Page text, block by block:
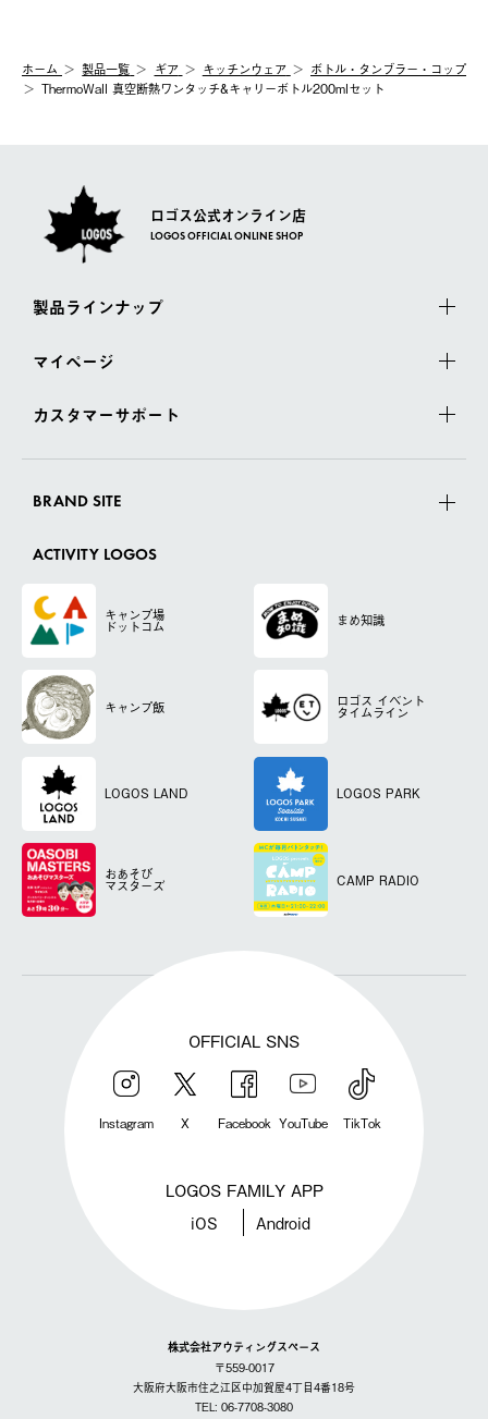
ホーム 製品⼀覧 ギア キッチンウェア
ボトル・タンブラー・コップ
ThermoWall 真空断熱ワンタッチ&キャリーボトル200mlセット
ロゴス公式オンライン店
LOGOS OFFICIAL ONLINE SHOP
製品ラインナップ
マイページ
カスタマーサポート
BRAND SITE
ACTIVITY LOGOS
キャンプ場
ドットコム まめ知識
キャンプ飯 ロゴス イベント
タイムライン
LOGOS LAND LOGOS PARK
おあそび
マスターズ CAMP RADIO
OFFICIAL SNS
Instagram X Facebook YouTube TikTok
LOGOS FAMILY APP
iOS Android
株式会社アウティングスペース
〒559-0017
大阪府大阪市住之江区中加賀屋4丁目4番18号
TEL: 06-7708-3080